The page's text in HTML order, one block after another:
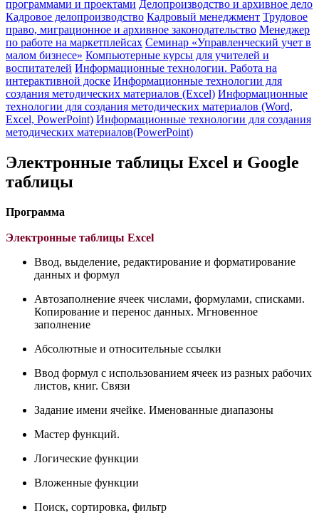
программами и проектами Делопроизводство и архивное дело
Кадровое делопроизводство Кадровый менеджмент Трудовое
право, миграционное и архивное законодательство Менеджер
по работе на маркетплейсах Семинар «Управленческий учет в
малом бизнесе» Компьютерные курсы для учителей и
воспитателей Информационные технологии. Работа на
интерактивной доске Информационные технологии для
создания методических материалов (Excel) Информационные
технологии для создания методических материалов (Word,
Excel, PowerPoint) Информационные технологии для создания
методических материалов(PowerPoint)
Электронные таблицы Excel и Google
таблицы
Программа
Электронные таблицы Excel
Ввод, выделение, редактирование и форматирование
данных и формул
Автозаполнение ячеек числами, формулами, списками.
Копирование и перенос данных. Мгновенное
заполнение
Абсолютные и относительные ссылки
Ввод формул с использованием ячеек из разных рабочих
листов, книг. Связи
Задание имени ячейке. Именованные диапазоны
Мастер функций.
Логические функции
Вложенные функции
Поиск, сортировка, фильтр